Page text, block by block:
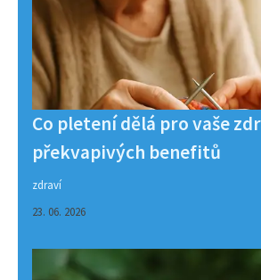
Co pletení dělá pro vaše
překvapivých benefitů
zdraví
23. 06. 2026